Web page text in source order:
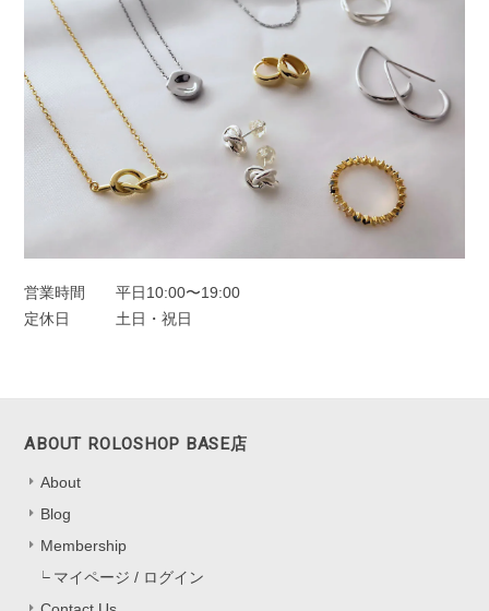
難うございます。 痒みや違和感が出て
しまっていた中、当店ピアスを使ってい
ただけて、とても嬉しく安心いたしまし
た！ 問題なく使えると、ピアス選びは
さらに楽しくなると思います😊 ぜひ日
常の中で、たくさんご活用ください。
このたびは本当にありがとうございまし
一目惚れしました、のレビューを見て購入しました。水色の中に角度
営業時間
平日10:00〜19:00
定休日
土日・祝日
ABOUT ROLOSHOP BASE店
About
Blog
Membership
マイページ / ログイン